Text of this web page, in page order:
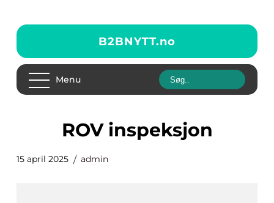
B2BNYTT.no
Menu
ROV inspeksjon
15 april 2025 admin